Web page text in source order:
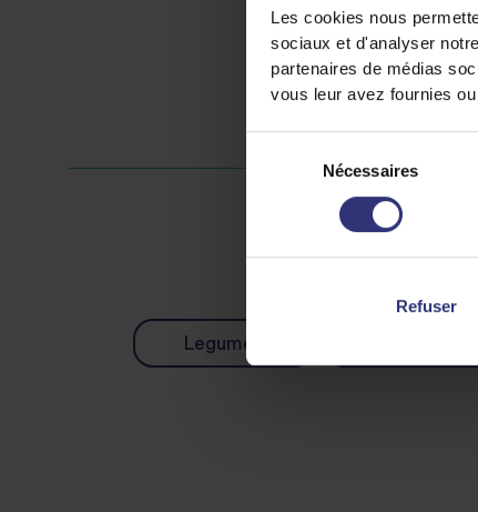
Les cookies nous
sociaux et d'analyser
partenaires de médias
vous leur avez fournies
du
consentement
Nécessaires
Refuser
Legumes